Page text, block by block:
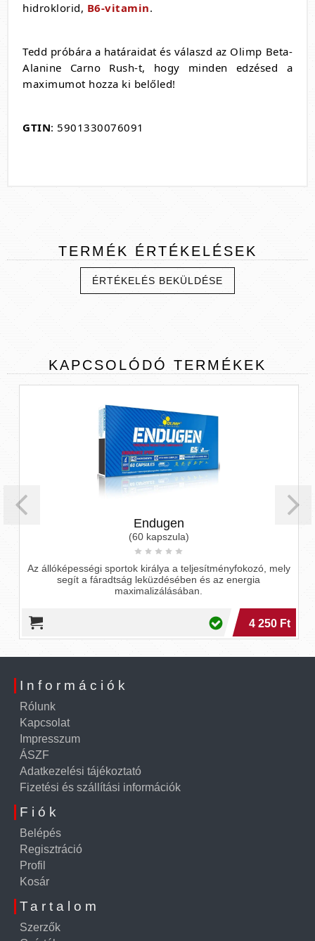
hidroklorid, B6-vitamin.
Tedd próbára a határaidat és válaszd az Olimp Beta-
Alanine Carno Rush-t, hogy minden edzésed a
maximumot hozza ki belőled!
GTIN: 5901330076091
TERMÉK ÉRTÉKELÉSEK
ÉRTÉKELÉS BEKÜLDÉSE
KAPCSOLÓDÓ TERMÉKEK
Endugen
(60 kapszula)
Az állóképességi sportok királya a teljesítményfokozó, mely
segít a fáradtság leküzdésében és az energia
maximalizálásában.
4 250 Ft
Információk
Rólunk
Kapcsolat
Impresszum
ÁSZF
Adatkezelési tájékoztató
Fizetési és szállítási információk
Fiók
Belépés
Regisztráció
Profil
Kosár
Tartalom
Szerzők